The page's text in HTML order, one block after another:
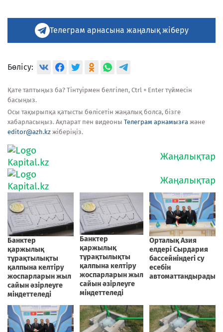
Телеграм арнасына жаңалық жіберу
Бөлісу:
Қате таптыңыз ба? Тінтуірмен белгілеп, Ctrl + Enter түймесін
басыңыз.
Осы тақырыпқа қатысты бөлісетін жаңалық болса, бізге
хабарласыңыз. Ақпарат пен видеоны Телеграм арнамызға және
editor@azh.kz жіберіңіз.